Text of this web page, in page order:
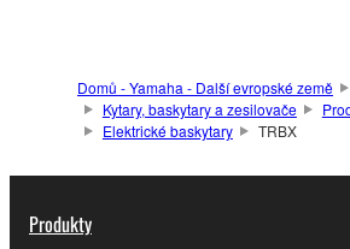
Domů - Yamaha - Další evropské země
Kytary, baskytary a zesilovače
Elektrické baskytary
TRBX
Produkty